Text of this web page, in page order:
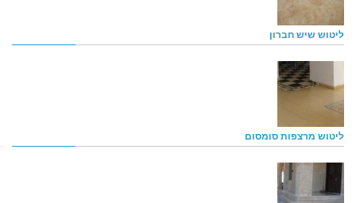
ליטוש שיש חברון
ליטוש מרצפות סומסום